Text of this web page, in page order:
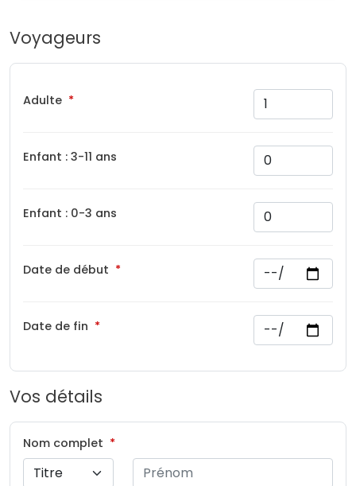
Voyageurs
Adulte
Enfant : 3-11 ans
Enfant : 0-3 ans
Date de début
Date de fin
Vos détails
Nom complet